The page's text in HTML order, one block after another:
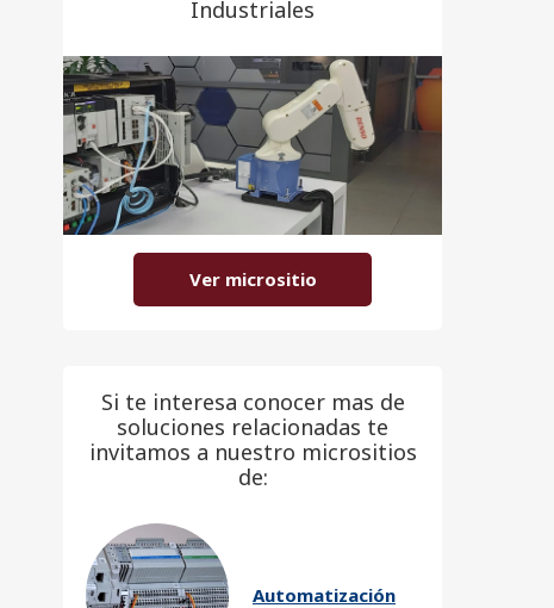
Industriales
Ver micrositio
Si te interesa conocer mas de
soluciones relacionadas te
invitamos a nuestro micrositios
de:
Automatización